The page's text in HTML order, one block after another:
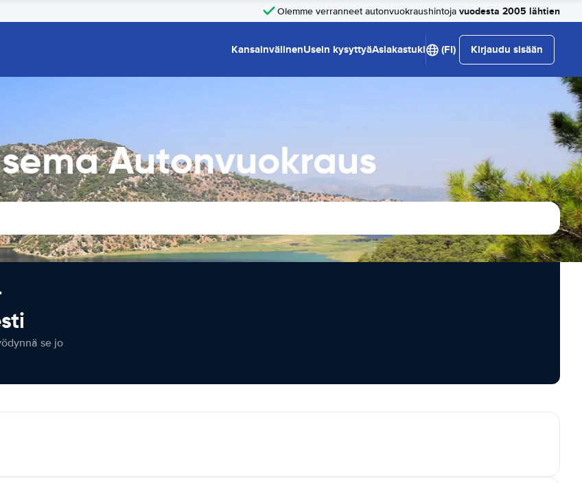
Olemme verranneet autonvuokraushintoja vuodesta 2005 lähtien
KansainvälinenUsein kysyttyäAsiakastuki (FI) Kirjaudu sisään
Autonvuokraus
se jo